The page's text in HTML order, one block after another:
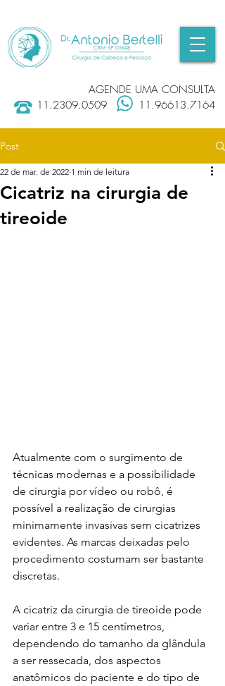
AGENDE UMA CONSULTA
11.2309.0509
11.96613.7164
Post
Cicatriz na cirurgia de
tireoide
22 de mar. de 2022 1 min de leitura
Atualmente com o surgimento de
técnicas modernas e a possibilidade
de cirurgia por vídeo ou robô, é
possível a realização de cirurgias
minimamente invasivas sem cicatrizes
evidentes. As marcas deixadas pelo
procedimento costumam ser bastante
discretas.
A cicatriz da cirurgia de tireoide pode
variar entre 3 e 15 centímetros,
dependendo do tamanho da glândula
a ser ressecada, dos aspectos
anatômicos do paciente e do tipo de